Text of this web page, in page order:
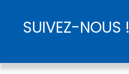
SUIVEZ-NOUS !